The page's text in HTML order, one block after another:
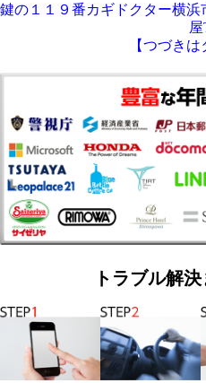
鍵の１１９番カギドクター横
【つづきは
トラブル解